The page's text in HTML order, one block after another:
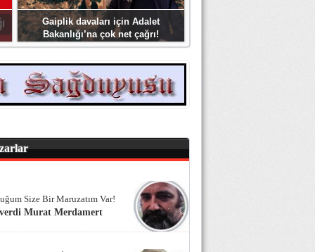
Gaiplik davaları için Adalet
Bakanlığı’na çok net çağrı!
Size Bir Maruzatım Var!
Murat Merdamert